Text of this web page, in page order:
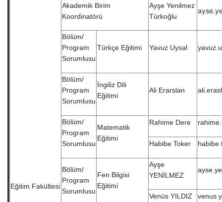
Eğitim Fakültesi
Akademik Birim
Koordinatörü
Ayşe Yenilmez
Türkoğlu
Bölüm/
Program
Sorumlusu
Türkçe Eğitimi Yavuz Uysal
Bölüm/
Program
Sorumlusu
İngiliz Dili
Eğitimi
Ali Erarslan
Bölüm/
Program
Sorumlusu
Matematik
Eğitimi
Rahime Dere
Habibe Toker
Bölüm/
Program
Sorumlusu
Fen Bilgisi
Eğitimi
Ayşe
YENİLMEZ
Venüs YILDIZ